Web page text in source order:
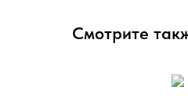
Смотрите